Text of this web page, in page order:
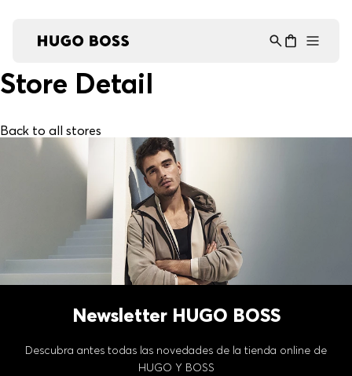
Store Detail
Back to all stores
Newsletter HUGO BOSS
Descubra antes todas las novedades de la tienda online de
HUGO Y BOSS
Asistente Virtual
en línea ⋮